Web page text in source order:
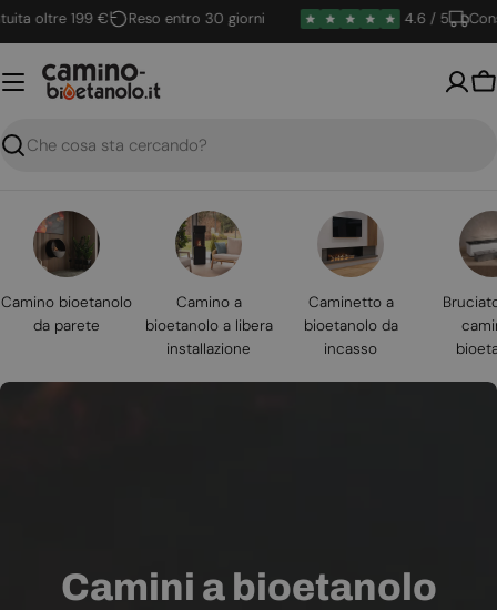
Vai
al
contenuto
oltre 199 € Reso entro 30 giorni 4.6 / 5
Ricerca
Camino bioetanolo
da parete
Camino a
bioetanolo a libera
installazione
Caminetto a
bioetanolo da
incasso
Camini a bioetanolo